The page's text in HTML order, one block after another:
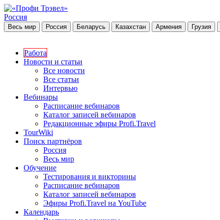
Россия
Весь мир Россия Беларусь Казахстан Армения Грузия
Работа
Новости и статьи
Все новости
Все статьи
Интервью
Вебинары
Расписание вебинаров
Каталог записей вебинаров
Редакционные эфиры Profi.Travel
TourWiki
Поиск партнёров
Россия
Весь мир
Обучение
Тестирования и викторины
Расписание вебинаров
Каталог записей вебинаров
Эфиры Profi.Travel на YouTube
Календарь